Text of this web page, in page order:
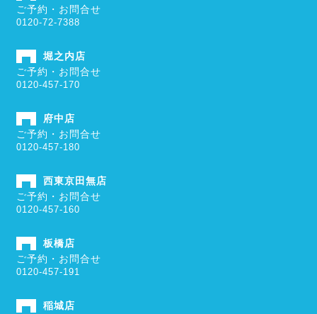
ご予約・お問合せ
0120-72-7388
堀之内店
ご予約・お問合せ
0120-457-170
府中店
ご予約・お問合せ
0120-457-180
西東京田無店
ご予約・お問合せ
0120-457-160
板橋店
ご予約・お問合せ
0120-457-191
稲城店